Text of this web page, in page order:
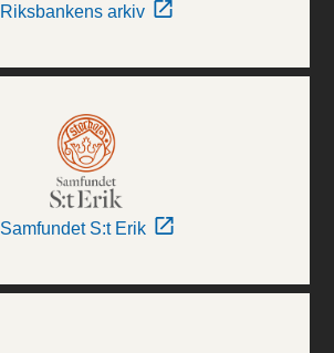
Riksbankens arkiv
Samfundet S:t Erik